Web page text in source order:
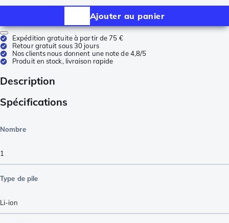
Ajouter au panier
Expédition gratuite à partir de 75 €
Retour gratuit sous 30 jours
Nos clients nous donnent une note de 4,8/5
Produit en stock, livraison rapide
Description
Spécifications
Nombre
1
Type de pile
Li-ion